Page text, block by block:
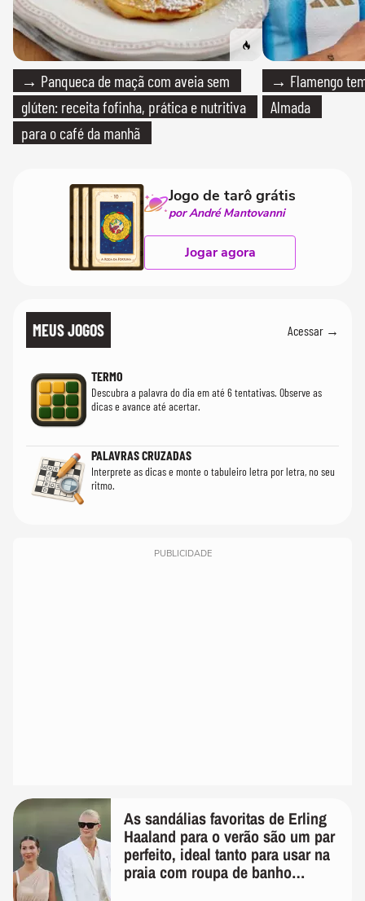
→ Panqueca de maçã com aveia sem
glúten: receita fofinha, prática e nutritiva
para o café da manhã
→ Flamengo
Almada
Jogo de tarô grátis
por André Mantovanni
Jogar agora
MEUS JOGOS Acessar →
TERMO
Descubra a palavra do dia em até 6 tentativas. Observe as
dicas e avance até acertar.
PALAVRAS CRUZADAS
Interprete as dicas e monte o tabuleiro letra por letra, no seu
ritmo.
PUBLICIDADE
As sandálias favoritas de Erling
Haaland para o verão são um par
perfeito, ideal tanto para usar na
praia com roupa de banho